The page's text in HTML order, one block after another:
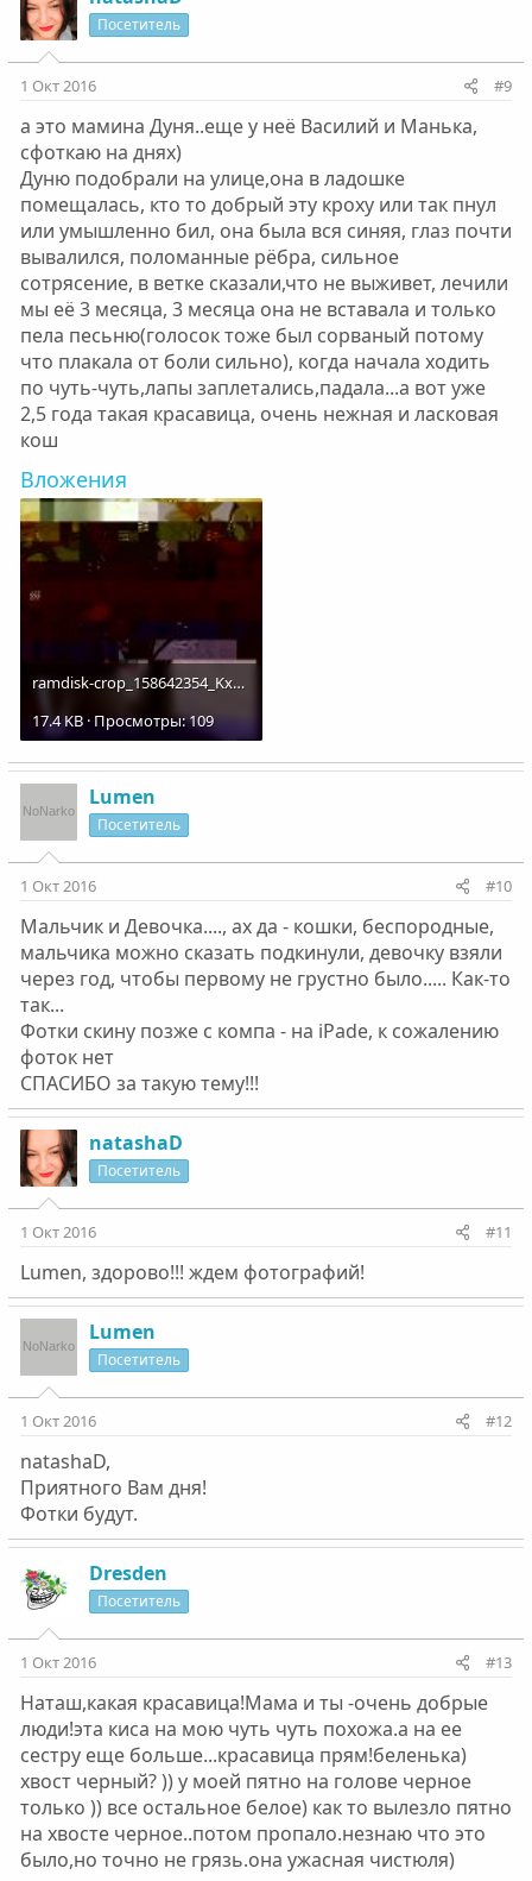
Посетитель
1 Окт 2016 #9
а это мамина Дуня..еще у неё Василий и Манька,
сфоткаю на днях)
Дуню подобрали на улице,она в ладошке
помещалась, кто то добрый эту кроху или так пнул
или умышленно бил, она была вся синяя, глаз почти
вывалился, поломанные рёбра, сильное
сотрясение, в ветке сказали,что не выживет, лечили
мы её 3 месяца, 3 месяца она не вставала и только
пела песьню(голосок тоже был сорваный потому
что плакала от боли сильно), когда начала ходить
по чуть-чуть,лапы заплетались,падала...а вот уже
2,5 года такая красавица, очень нежная и ласковая
кош
Вложения
ramdisk-crop_158642354_Kx7B7Z.jpg
17.4 KB · Просмотры: 109
Lumen
Посетитель
1 Окт 2016 #10
Мальчик и Девочка...., ах да - кошки, беспородные,
мальчика можно сказать подкинули, девочку взяли
через год, чтобы первому не грустно было..... Как-то
так...
Фотки скину позже с компа - на iPade, к сожалению
фоток нет
СПАСИБО за такую тему!!!
natashaD
Посетитель
1 Окт 2016 #11
Lumen, здорово!!! ждем фотографий!
Lumen
Посетитель
1 Окт 2016 #12
natashaD,
Приятного Вам дня!
Фотки будут.
Dresden
Посетитель
1 Окт 2016 #13
Наташ,какая красавица!Мама и ты -очень добрые
люди!эта киса на мою чуть чуть похожа.а на ее
сестру еще больше...красавица прям!беленька)
хвост черный? )) у моей пятно на голове черное
только )) все остальное белое) как то вылезло пятно
на хвосте черное..потом пропало.незнаю что это
было,но точно не грязь.она ужасная чистюля)